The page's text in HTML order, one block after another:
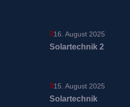
16. August 2025
Solartechnik 2
15. August 2025
Solartechnik